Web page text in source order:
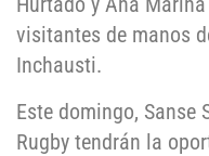
visitantes de manos
Inchausti.
Este domingo, Sanse
Rugby tendrán la